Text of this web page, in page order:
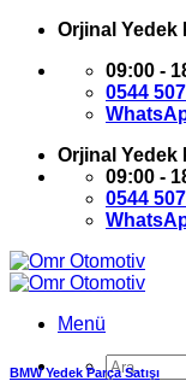
İçeriğeOrjinal Yedek
09:00 -
0544
Orjinal Yedek
09:00 -
0544
Menü
Ara:
BMW Yedek Parça Satışı